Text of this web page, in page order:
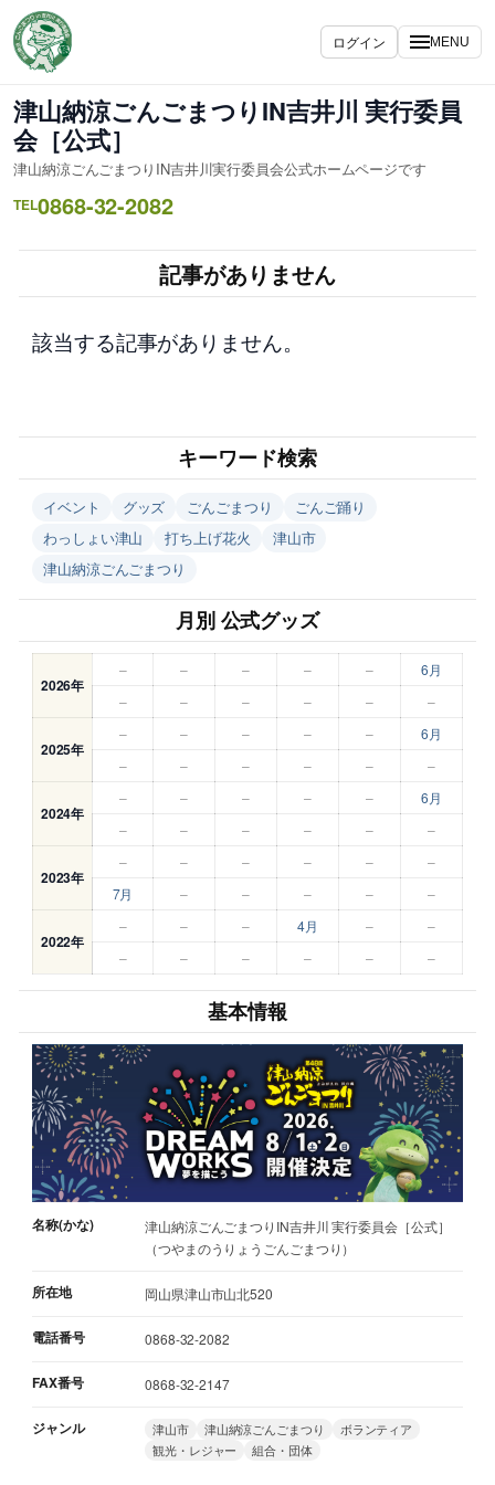
容
を
ス
キ
ッ
プ
ログイン MENU
津山納涼ごんごまつりIN吉井川 実行委員
会［公式］
津山納涼ごんごまつりIN吉井川実行委員会公式ホームページです
TEL0868-32-2082
記事がありません
該当する記事がありません。
キーワード検索
イベント グッズ ごんごまつり
ごんご踊り
わっしょい津山
打ち上げ花火
津山市
津山納涼ごんごまつり
月別 公式グッズ
2026年
– – – – –
6月
–
– – – – –
2025年
– – – – –
6月
–
– – – – –
2024年
– – – – –
6月
–
– – – – –
2023年
– – – – –
–
7月
– – – – –
2022年
– – – 4月 –
–
–
– – – – –
基本情報
名称(かな)
津山納涼ごんごまつりIN吉井川 実行委員会［公式］
（つやまのうりょうごんごまつり）
所在地 岡山県津山市山北520
電話番号 0868-32-2082
FAX番号 0868-32-2147
ジャンル 津山市 津山納涼ごんごまつり
ボランティア
観光・レジャー
組合・団体